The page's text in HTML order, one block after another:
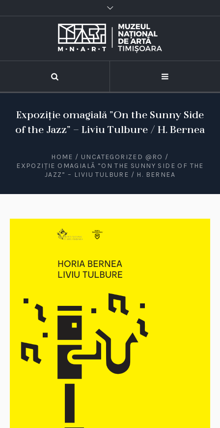
Expoziție omagială ”On the Sunny Side
of the Jazz” – Liviu Tulbure / H. Bernea
HOME / UNCATEGORIZED @RO /
EXPOZIȚIE OMAGIALĂ ”ON THE SUNNY SIDE OF THE
JAZZ” – LIVIU TULBURE / H. BERNEA